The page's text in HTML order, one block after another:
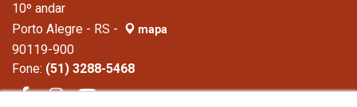
10º andar
Porto Alegre - RS -
mapa
90119-900
Fone: (51) 3288-5468